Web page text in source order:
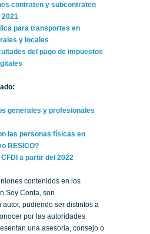
contraten y subcontraten
2021
para transportes en
y locales
del pago de impuestos
generales y profesionales
las personas físicas en
RESICO?
a partir del 2022
contenidos en los
Soy Conta, son
pudiendo ser distintos a
por las autoridades
una asesoría, consejo o